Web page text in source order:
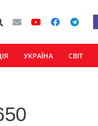
УКРАЇНА СВІТ